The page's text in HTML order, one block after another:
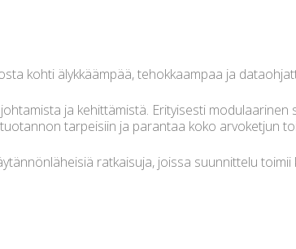
kohti älykkäämpää, tehokkaampaa ja
ja kehittämistä. Erityisesti modulaarinen
tarpeisiin ja parantaa koko arvoketjun
ratkaisuja, joissa suunnittelu